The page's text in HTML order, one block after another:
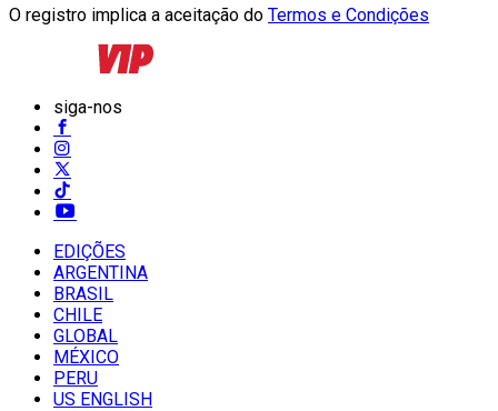
O registro implica a aceitação do Termos e Condições
siga-nos
EDIÇÕES
ARGENTINA
BRASIL
CHILE
GLOBAL
MÉXICO
PERU
US ENGLISH